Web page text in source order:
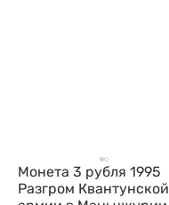
Монета 3 рубля 1995
Разгром Квантунской